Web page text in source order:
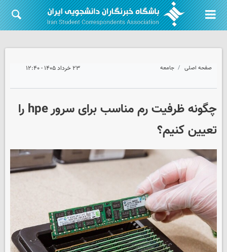
صفحه اصلی جامعه ۲۳ خرداد ۱۴۰۵ - ۱۲:۴۰
چگونه ظرفیت رم مناسب برای سرور hpe را
تعیین کنیم؟